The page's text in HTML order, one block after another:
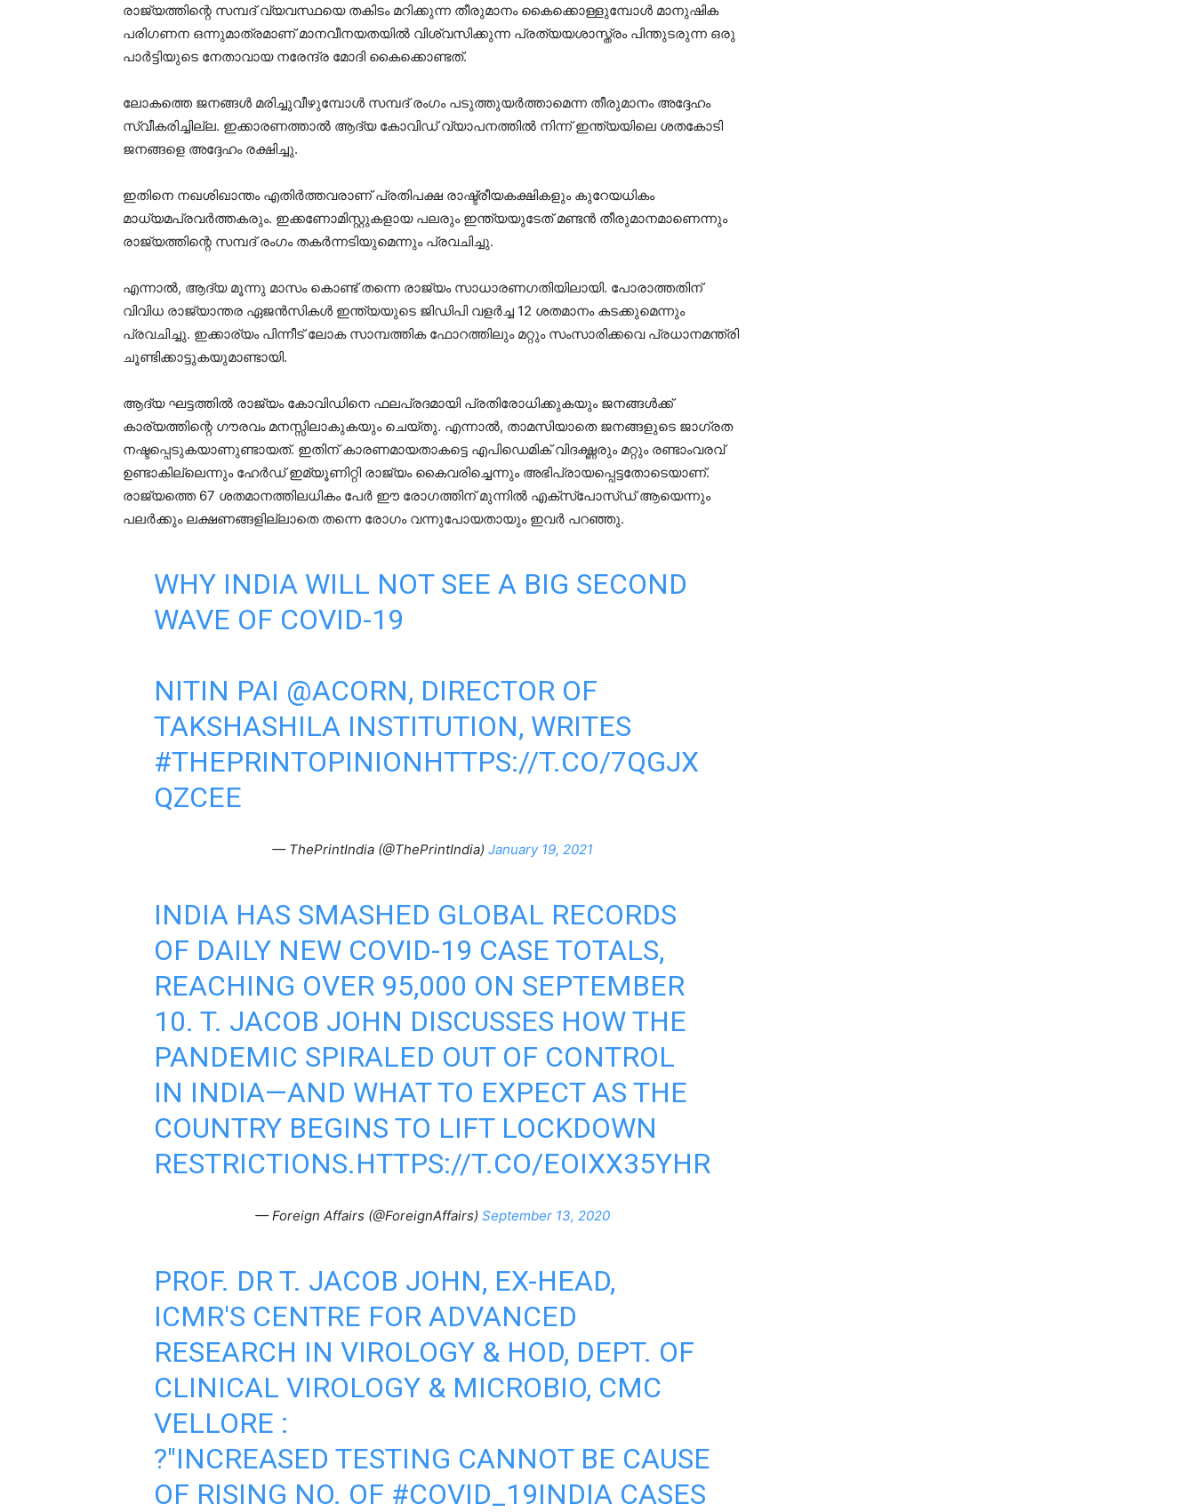
രാജ്യത്തിന്റെ സമ്പദ് വ്യവസ്ഥയെ തകിടം മറിക്കുന്ന തീരുമാനം കൈക്കൊള്ളുമ്പോള്‍ മാനുഷിക
പരിഗണന ഒന്നുമാത്രമാണ് മാനവീനയതയില്‍ വിശ്വസിക്കുന്ന പ്രത്യയശാസ്ത്രം പിന്തുടരുന്ന ഒരു
പാര്‍ട്ടിയുടെ നേതാവായ നരേന്ദ്ര മോദി കൈക്കൊണ്ടത്.
ലോകത്തെ ജനങ്ങള്‍ മരിച്ചുവീഴുമ്പോള്‍ സമ്പദ് രംഗം പടുത്തുയര്‍ത്താമെന്ന തീരുമാനം അദ്ദേഹം
സ്വീകരിച്ചില്ല. ഇക്കാരണത്താല്‍ ആദ്യ കോവിഡ് വ്യാപനത്തില്‍ നിന്ന് ഇന്ത്യയിലെ ശതകോടി
ജനങ്ങളെ അദ്ദേഹം രക്ഷിച്ചു.
ഇതിനെ നഖശിഖാന്തം എതിര്‍ത്തവരാണ് പ്രതിപക്ഷ രാഷ്ട്രീയകക്ഷികളും കുറേയധികം
മാധ്യമപ്രവര്‍ത്തകരും. ഇക്കണോമിസ്റ്റുകളായ പലരും ഇന്ത്യയുടേത് മണ്ടന്‍ തീരുമാനമാണെന്നും
രാജ്യത്തിന്റെ സമ്പദ് രംഗം തകര്‍ന്നടിയുമെന്നും പ്രവചിച്ചു.
എന്നാല്‍, ആദ്യ മൂന്നു മാസം കൊണ്ട് തന്നെ രാജ്യം സാധാരണഗതിയിലായി. പോരാത്തതിന്
വിവിധ രാജ്യാന്തര ഏജന്‍സികള്‍ ഇന്ത്യയുടെ ജിഡിപി വളര്‍ച്ച 12 ശതമാനം കടക്കുമെന്നും
പ്രവചിച്ചു. ഇക്കാര്യം പിന്നീട് ലോക സാമ്പത്തിക ഫോറത്തിലും മറ്റും സംസാരിക്കവെ പ്രധാനമന്ത്രി
ചൂണ്ടിക്കാട്ടുകയുമാണ്ടായി.
ആദ്യ ഘട്ടത്തില്‍ രാജ്യം കോവിഡിനെ ഫലപ്രദമായി പ്രതിരോധിക്കുകയും ജനങ്ങള്‍ക്ക്
കാര്യത്തിന്റെ ഗൗരവം മനസ്സിലാകുകയും ചെയ്തു. എന്നാല്‍, താമസിയാതെ ജനങ്ങളുടെ ജാഗ്രത
നഷ്ടപ്പെടുകയാണുണ്ടായത്. ഇതിന് കാരണമായതാകട്ടെ എപിഡെമിക് വിദഗ്ദ്ധരും മറ്റും രണ്ടാംവരവ്
ഉണ്ടാകില്ലെന്നും ഹേര്‍ഡ് ഇമ്യൂണിറ്റി രാജ്യം കൈവരിച്ചെന്നും അഭിപ്രായപ്പെട്ടതോടെയാണ്.
രാജ്യത്തെ 67 ശതമാനത്തിലധികം പേര്‍ ഈ രോഗത്തിന് മുന്നില്‍ എക്‌സ്‌പോസ്ഡ് ആയെന്നും
പലര്‍ക്കും ലക്ഷണങ്ങളില്ലാതെ തന്നെ രോഗം വന്നുപോയതായും ഇവര്‍ പറഞ്ഞു.
WHY INDIA WILL NOT SEE A BIG SECOND
WAVE OF COVID-19
NITIN PAI @ACORN, DIRECTOR OF
TAKSHASHILA INSTITUTION, WRITES
#THEPRINTOPINIONHTTPS://T.CO/7QGJX
QZCEE
— ThePrintIndia (@ThePrintIndia) January 19, 2021
INDIA HAS SMASHED GLOBAL RECORDS
OF DAILY NEW COVID-19 CASE TOTALS,
REACHING OVER 95,000 ON SEPTEMBER
10. T. JACOB JOHN DISCUSSES HOW THE
PANDEMIC SPIRALED OUT OF CONTROL
IN INDIA—AND WHAT TO EXPECT AS THE
COUNTRY BEGINS TO LIFT LOCKDOWN
RESTRICTIONS.HTTPS://T.CO/EOIXX35YHR
— Foreign Affairs (@ForeignAffairs) September 13, 2020
PROF. DR T. JACOB JOHN, EX-HEAD,
ICMR'S CENTRE FOR ADVANCED
RESEARCH IN VIROLOGY & HOD, DEPT. OF
CLINICAL VIROLOGY & MICROBIO, CMC
VELLORE :
?"INCREASED TESTING CANNOT BE CAUSE
OF RISING NO. OF #COVID_19INDIACASES